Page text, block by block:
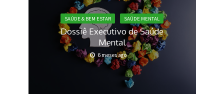
SAÚDE & BEM ESTAR SAÚDE MENTAL
Dossiê Executivo de Saúde
Mental
6 meses ago